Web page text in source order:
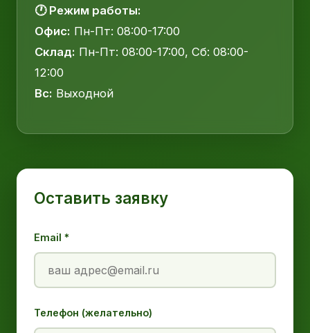
🕐 Режим работы:
Офис: Пн-Пт: 08:00-17:00
Склад: Пн-Пт: 08:00-17:00, Сб: 08:00-
12:00
Вс: Выходной
Оставить заявку
Email *
Телефон (желательно)